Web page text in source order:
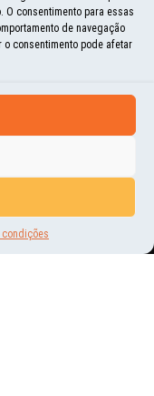
consentimento para essas
de navegação
consentimento pode afetar